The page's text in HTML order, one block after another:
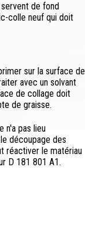
de fond
colle neuf qui doit
sur la surface de
avec un solvant
de collage doit
de graisse.
n'a pas lieu
découpage des
réactiver le matériau
D 181 801 A1.